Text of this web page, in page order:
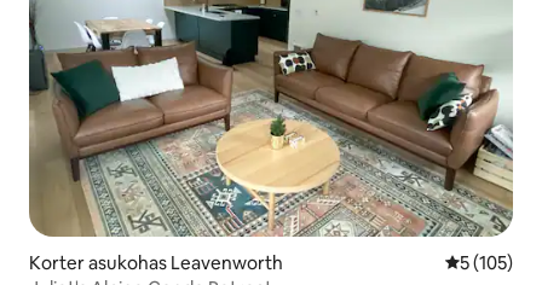
Korter asukohas Leavenworth Keskmine
5 (105)